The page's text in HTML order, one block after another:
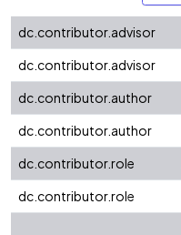
dc.contributor.advisor
dc.contributor.advisor
dc.contributor.author
dc.contributor.author
dc.contributor.role
dc.contributor.role